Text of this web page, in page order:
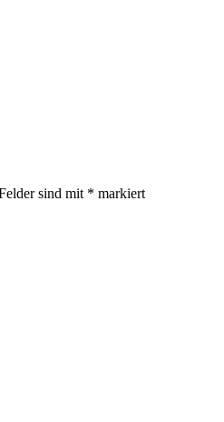
sind mit * markiert